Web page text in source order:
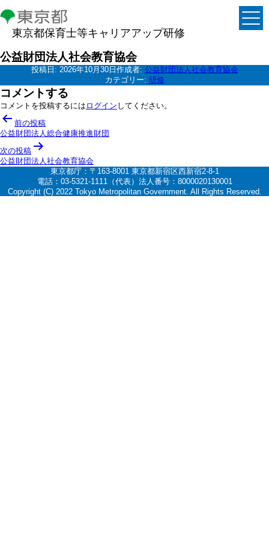
東京都保育士等キャリアアップ研修
公益財団法人社会教育協会
投稿日: 2026年10月30日 作成者: 公益財団法人社会教育協会
カテゴリー: 研修
コメントする
コメントを投稿するには ログイン してください。
投
稿
ナ
ビ
ー
前の投稿
公益財団法人総合健康推進財団
次の投稿
公益財団法人社会教育協会
東京都庁：〒163-8001 東京都新宿区西新宿2-8-1
電話：03-5321-1111（代表）法人番号：8000020130001
Copyright (C) 2022 Tokyo Metropolitan Government. All Rights Reserved.